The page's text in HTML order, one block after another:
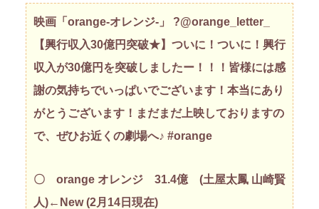
映画「orange-オレンジ-」 ?@orange_letter_
【興行収入30億円突破★】ついに！ついに！興行
収入が30億円を突破しましたー！！！皆様には感
謝の気持ちでいっぱいでございます！本当にあり
がとうございます！まだまだ上映しておりますの
で、ぜひお近くの劇場へ♪ #orange
〇 orange オレンジ 31.4億 (土屋太鳳 山崎賢
人)←New (2月14日現在)